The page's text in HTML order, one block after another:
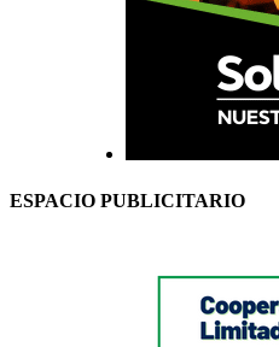
ESPACIO PUBLICITARIO